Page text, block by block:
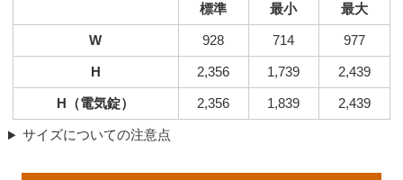
標準 最小 最大
W 928 714 977
H 2,356 1,739 2,439
H（電気錠） 2,356 1,839 2,439
サイズについての注意点